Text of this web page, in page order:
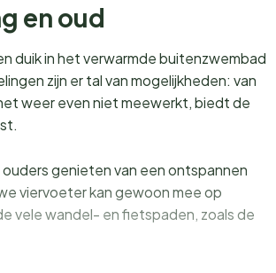
en oud
duik in het verwarmde buitenzwembad
zijn er tal van mogelijkheden: van
weer even niet meewerkt, biedt de
genieten van een ontspannen
viervoeter kan gewoon mee op
vele wandel- en fietspaden, zoals de